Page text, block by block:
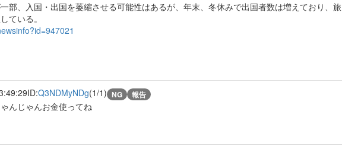
部、入国・出国を萎縮させる可能性はあるが、年末、冬休みで出国者数は増えており、旅
ている。
ID:Q3NDMyNDg(1/1) NG 報告
んじゃんお金使ってね